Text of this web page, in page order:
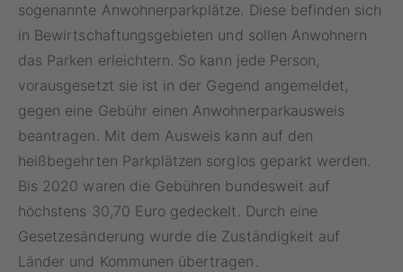
sogenannte Anwohnerparkplätze. Diese befinden sich
in Bewirtschaftungsgebieten und sollen Anwohnern
das Parken erleichtern. So kann jede Person,
vorausgesetzt sie ist in der Gegend angemeldet,
gegen eine Gebühr einen Anwohnerparkausweis
beantragen. Mit dem Ausweis kann auf den
heißbegehrten Parkplätzen sorglos geparkt werden.
Bis 2020 waren die Gebühren bundesweit auf
höchstens 30,70 Euro gedeckelt. Durch eine
Gesetzesänderung wurde die Zuständigkeit auf
Länder und Kommunen übertragen.